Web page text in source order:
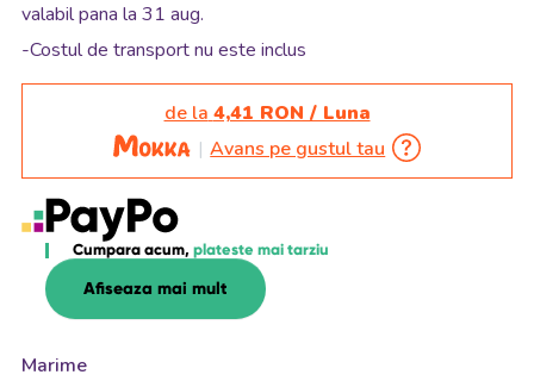
valabil pana la 31 aug.
-Costul de transport nu este inclus
de la 4,41 RON / Luna
Avans pe gustul tau
Cumpara acum, plateste mai tarziu
Afiseaza mai mult
Marime